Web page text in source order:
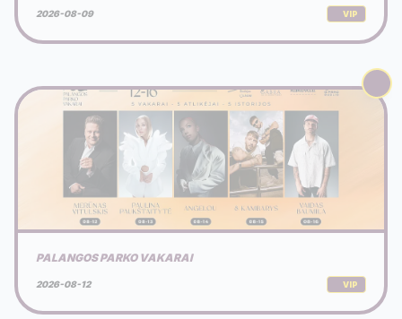
2026-08-09 VIP
PALANGOS PARKO VAKARAI
2026-08-12 VIP